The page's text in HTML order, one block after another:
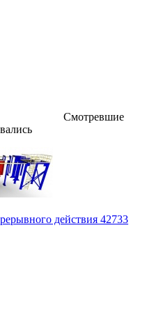
Смотревшие
действия 42733